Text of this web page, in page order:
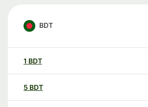
BDT
1 BDT
5 BDT